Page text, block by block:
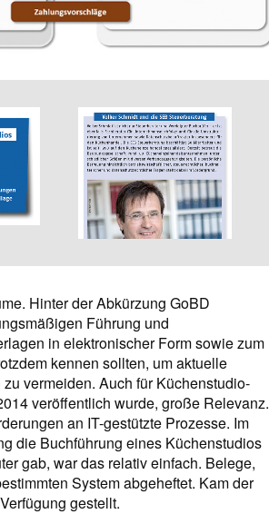
Hinter der Abkürzung GoBD
Führung und
in elektronischer Form sowie zum
kennen sollten, um aktuelle
vermeiden. Auch für Küchenstudio-
veröffentlich wurde, große Relevanz.
an IT-gestützte Prozesse. Im
die Buchführung eines Küchenstudios
gab, war das relativ einfach. Belege,
System abgeheftet. Kam der
gestellt.